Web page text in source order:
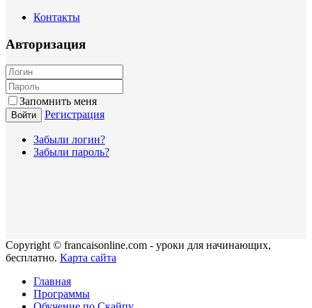
Контакты
Авторизация
Запомнить меня
Войти Регистрация
Забыли логин?
Забыли пароль?
Copyright © francaisonline.com - уроки для начинающих,
бесплатно. Карта сайта
Главная
Программы